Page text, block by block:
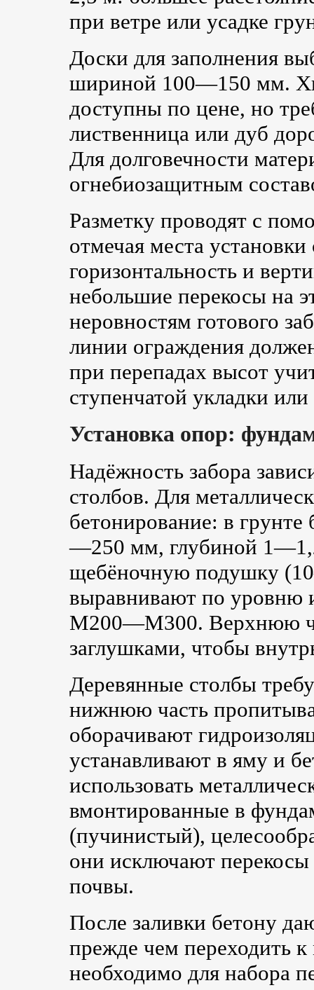
при ветре или усадке
Доски для заполнения
шириной 100—150 мм.
доступны по цене, но
лиственница или дуб
Для долговечности
огнебиозащитным
Разметку проводят с
отмечая места
горизонтальность и
небольшие перекосы на
неровностям готового
линии ограждения
при перепадах высот
ступенчатой укладки
Установка опор:
Надёжность забора
столбов. Для
бетонирование: в грунте
—250 мм, глубиной
щебёночную подушку
выравнивают по уровню
М200—М300. Верхнюю
заглушками, чтобы
Деревянные столбы
нижнюю часть
оборачивают
устанавливают в яму и
использовать
вмонтированные в
(пучинистый),
они исключают
почвы.
После заливки бетону
прежде чем переходить
необходимо для набора